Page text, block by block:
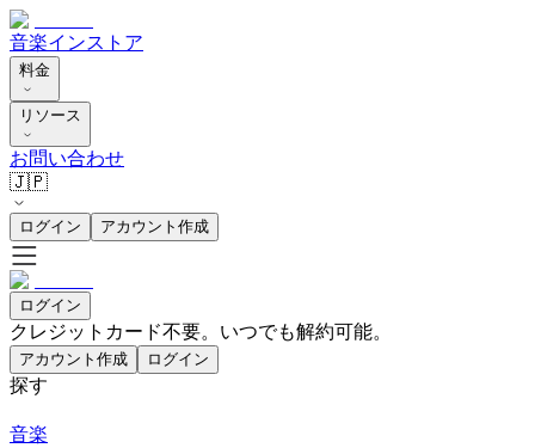
音楽インストア
料金
リソース
お問い合わせ
🇯🇵
ログイン アカウント作成
ログイン
クレジットカード不要。いつでも解約可能。
アカウント作成 ログイン
探す
音楽